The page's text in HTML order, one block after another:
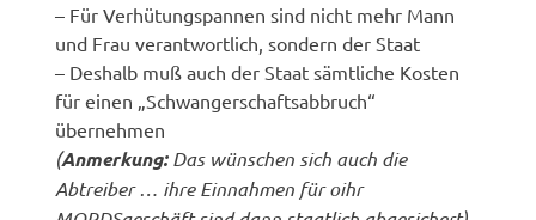
– Für Verhütungspannen sind nicht mehr Mann
und Frau verantwortlich, sondern der Staat
– Deshalb muß auch der Staat sämtliche Kosten
für einen „Schwangerschaftsabbruch“
übernehmen
(Anmerkung:Das wünschen sich auch die
Abtreiber … ihre Einnahmen für oihr